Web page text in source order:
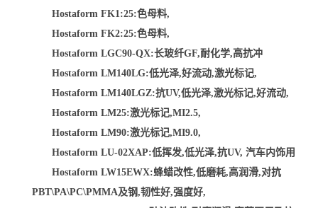
Hostaform FK1:25:色母料,
Hostaform FK2:25:色母料,
Hostaform LGC90-QX:长玻纤GF,耐化学,高抗冲
Hostaform LM140LG:低光泽,好流动,激光标记,
Hostaform LM140LGZ:抗UV,低光泽,激光标记,好流动,
Hostaform LM25:激光标记,MI2.5,
Hostaform LM90:激光标记,MI9.0,
Hostaform LU-02XAP:低挥发,低光泽,抗UV, 汽车内饰用
Hostaform LW15EWX:蜂蜡改性,低磨耗,高润滑,对抗
PBT\PA\PC\PMMA及钢,韧性好,强度好,